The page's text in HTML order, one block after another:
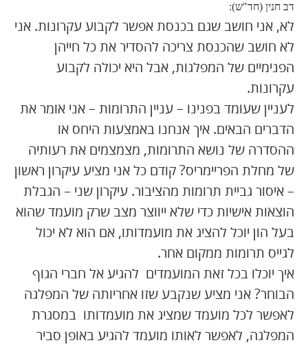
דב חנין (חד"ש):
לא, אני חושב שגם בכנסת אפשר לקבוע עקרונות. אני
לא חושב שהכנסת צריכה להסדיר את כל חייהן
הפנימיים של המפלגות, אבל היא יכולה לקבוע
עקרונות.
לעניין שעומד בפנינו – עניין התרומות – אני אומר את
הדברים הבאים. איך אנחנו באמצעות היחס או
ההסדרה של נושא התרומות, מצמצמים את רעותיה
של מחלת הפריימריס? קודם כל אני מציע עיקרון ראשון
– איסור גביית תרומות מהציבור. עיקרון שני – הגבלת
הוצאות אישיות כדי שלא ייווצר מצב שרק מועמד שהוא
בעל הון יוכל להציג את מועמדותו, אם הוא לא יכול
לגייס תרומות ממקום אחר.
איך יוכלו בכל זאת המועמדים להגיע אל חברי הגוף
הבוחר? אני מציע שנקבע שזו אחריותה של המפלגה
לאפשר לכל מועמד שמציג את מועמדותו במסגרת
המפלגה, לאפשר לאותו מועמד להגיע באופן סביר